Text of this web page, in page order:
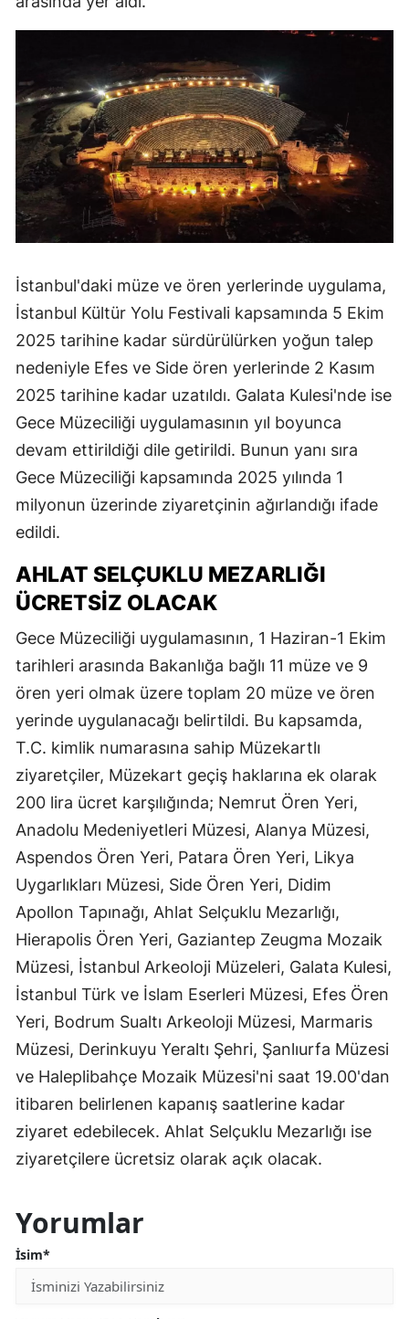
İstanbul'daki müze ve ören yerlerinde uygulama,
İstanbul Kültür Yolu Festivali kapsamında 5 Ekim
2025 tarihine kadar sürdürülürken yoğun talep
nedeniyle Efes ve Side ören yerlerinde 2 Kasım
2025 tarihine kadar uzatıldı. Galata Kulesi'nde ise
Gece Müzeciliği uygulamasının yıl boyunca
devam ettirildiği dile getirildi. Bunun yanı sıra
Gece Müzeciliği kapsamında 2025 yılında 1
milyonun üzerinde ziyaretçinin ağırlandığı ifade
edildi.
AHLAT SELÇUKLU MEZARLIĞI
ÜCRETSIZ OLACAK
Gece Müzeciliği uygulamasının, 1 Haziran-1 Ekim
tarihleri arasında Bakanlığa bağlı 11 müze ve 9
ören yeri olmak üzere toplam 20 müze ve ören
yerinde uygulanacağı belirtildi. Bu kapsamda,
T.C. kimlik numarasına sahip Müzekartlı
ziyaretçiler, Müzekart geçiş haklarına ek olarak
200 lira ücret karşılığında; Nemrut Ören Yeri,
Anadolu Medeniyetleri Müzesi, Alanya Müzesi,
Aspendos Ören Yeri, Patara Ören Yeri, Likya
Uygarlıkları Müzesi, Side Ören Yeri, Didim
Apollon Tapınağı, Ahlat Selçuklu Mezarlığı,
Hierapolis Ören Yeri, Gaziantep Zeugma Mozaik
Müzesi, İstanbul Arkeoloji Müzeleri, Galata Kulesi,
İstanbul Türk ve İslam Eserleri Müzesi, Efes Ören
Yeri, Bodrum Sualtı Arkeoloji Müzesi, Marmaris
Müzesi, Derinkuyu Yeraltı Şehri, Şanlıurfa Müzesi
ve Haleplibahçe Mozaik Müzesi'ni saat 19.00'dan
itibaren belirlenen kapanış saatlerine kadar
ziyaret edebilecek. Ahlat Selçuklu Mezarlığı ise
ziyaretçilere ücretsiz olarak açık olacak.
Yorumlar
İsim*